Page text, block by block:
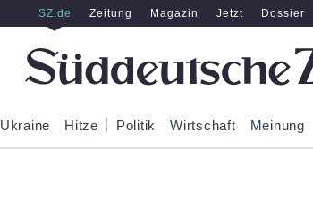
SZ.de Zeitung Magazin Jetzt Dossier
Ukraine Hitze Politik Wirtschaft Meinung